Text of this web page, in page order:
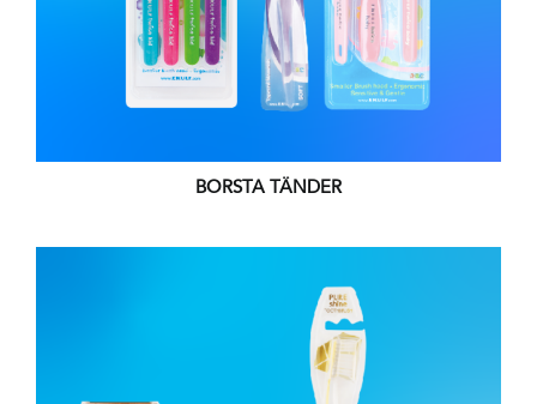
BORSTA TÄNDER